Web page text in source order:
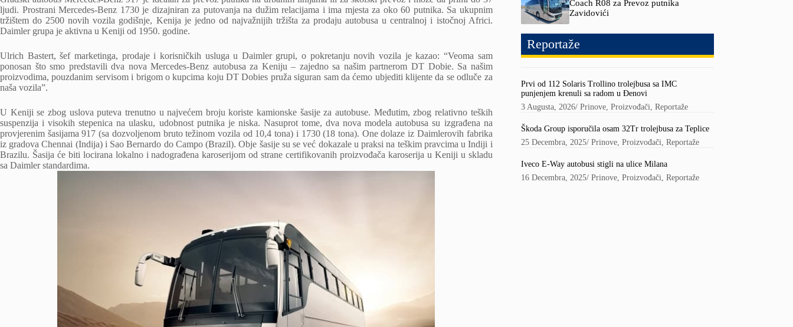
ljudi. Prostrani Mercedes-Benz 1730 je dizajniran za putovanja na dužim relacijama i ima mjesta za oko 60 putnika. Sa ukupnim
tržištem do 2500 novih vozila godišnje, Kenija je jedno od najvažnijih tržišta za prodaju autobusa u centralnoj i istočnoj Africi.
Daimler grupa je aktivna u Keniji od 1950. godine.
Ulrich Bastert, šef marketinga, prodaje i korisničkih usluga u Daimler grupi, o pokretanju novih vozila je kazao: “Veoma sam
ponosan što smo predstavili dva nova Mercedes-Benz autobusa za Keniju – zajedno sa našim partnerom DT Dobie. Sa našim
proizvodima, pouzdanim servisom i brigom o kupcima koju DT Dobies pruža siguran sam da ćemo ubjediti klijente da se odluče za
naša vozila”.
U Keniji se zbog uslova puteva trenutno u najvećem broju koriste kamionske šasije za autobuse. Međutim, zbog relativno teških
suspenzija i visokih stepenica na ulasku, udobnost putnika je niska. Nasuprot tome, dva nova modela autobusa su izgrađena na
provjerenim šasijama 917 (sa dozvoljenom bruto težinom vozila od 10,4 tona) i 1730 (18 tona). One dolaze iz Daimlerovih fabrika
iz gradova Chennai (Indija) i Sao Bernardo do Campo (Brazil). Obje šasije su se već dokazale u praksi na teškim pravcima u Indiji i
Brazilu. Šasija će biti locirana lokalno i nadograđena karoserijom od strane certifikovanih proizvođača karoserija u Keniji u skladu
sa Daimler standardima.
Coach R08 za Prevoz putnika
Zavidovići
Reportaže
Prvi od 112 Solaris Trollino trolejbusa sa IMC
punjenjem krenuli sa radom u Đenovi
3 Augusta, 2026/Prinove,Proizvođači,Reportaže
Škoda Group isporučila osam 32Tr trolejbusa za Teplice
25 Decembra, 2025/Prinove,Proizvođači,Reportaže
Iveco E-Way autobusi stigli na ulice Milana
16 Decembra, 2025/Prinove,Proizvođači,Reportaže